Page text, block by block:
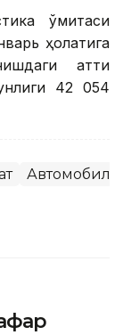
қўмитаси
ҳолатига
қаттиқ
42 054